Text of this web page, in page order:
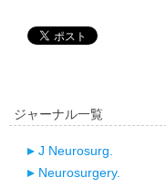
ジャーナル一覧
J Neurosurg.
Neurosurgery.